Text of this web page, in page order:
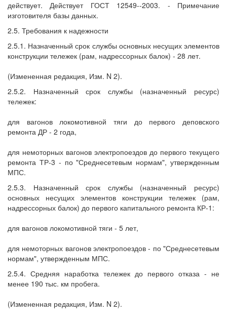
действует. Действует ГОСТ 12549--2003. - Примечание
изготовителя базы данных.
2.5. Требования к надежности
2.5.1. Назначенный срок службы основных несущих элементов
конструкции тележек (рам, надрессорных балок) - 28 лет.
(Измененная редакция, Изм. N 2).
2.5.2. Назначенный срок службы (назначенный ресурс)
тележек:
для вагонов локомотивной тяги до первого деповского
ремонта ДР - 2 года,
для немоторных вагонов электропоездов до первого текущего
ремонта ТР-3 - по "Среднесетевым нормам", утвержденным
МПС.
2.5.3. Назначенный срок службы (назначенный ресурс)
основных несущих элементов конструкции тележек (рам,
надрессорных балок) до первого капитального ремонта КР-1:
для вагонов локомотивной тяги - 5 лет,
для немоторных вагонов электропоездов - по "Среднесетевым
нормам", утвержденным МПС.
2.5.4. Средняя наработка тележек до первого отказа - не
менее 190 тыс. км пробега.
(Измененная редакция, Изм. N 2).